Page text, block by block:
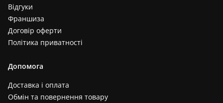
Відгуки
Франшиза
Договір оферти
Політика приватності
Допомога
Доставка і оплата
Обмін та повернення товару